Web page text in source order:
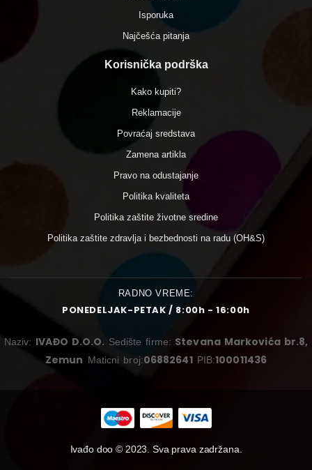
Isporuka
Najčešća pitanja
Korisnička podrška
Kako kupiti?
Reklamacije
Povraćaj sredstava
Zamena artikla
Pravo na odustajanje
Politika kvaliteta
Politika zaštite životne sredine
Politika zaštite zdravlja i bezbednosti na radu (OH&S)
RADNO VREME:
PONEDELJAK-PETAK / 8:00h - 16:00h
Naziv: IVAĐO D.O.O. Sedište firme: Stevana Markovića br.8,
Zemun Maticni broj:06882641PIB:100011436
Ivađo doo © 2023. Sva prava zadržana.